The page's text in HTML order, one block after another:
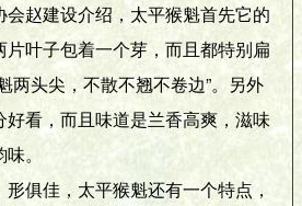
赵建设介绍，太平猴魁首先它的
叶子包着一个芽，而且都特别扁
两头尖，不散不翘不卷边”。另外
看，而且味道是兰香高爽，滋味
。
俱佳，太平猴魁还有一个特点，